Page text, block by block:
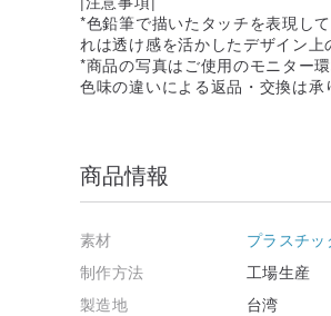
*色鉛筆で描いたタッチを表現し
れは透け感を活かしたデザイン上
*商品の写真はご使用のモニター
色味の違いによる返品・交換は承
商品情報
素材
プラスチッ
制作方法
工場生産
製造地
台湾